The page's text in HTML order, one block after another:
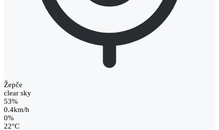
Žepče
clear sky
53%
0.4km/h
0%
22°C